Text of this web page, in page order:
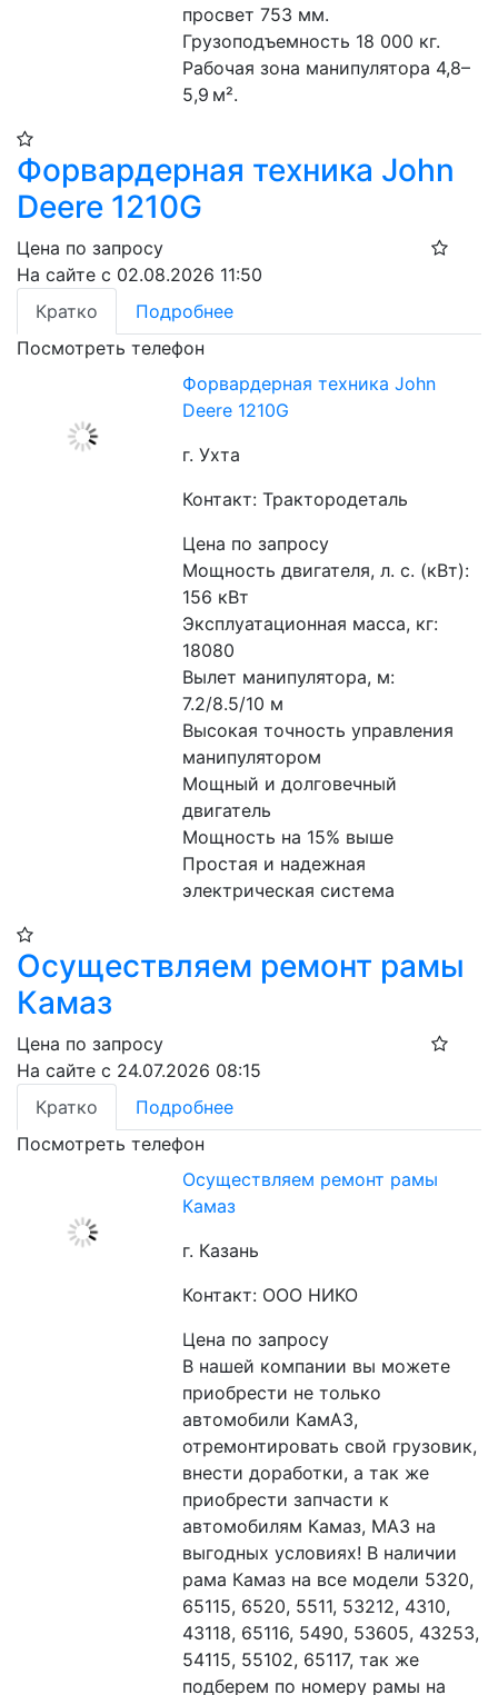
просвет 753 мм.
Грузоподъемность 18 000 кг.
Рабочая зона манипулятора 4,8–
5,9 м².
Форвардерная техника John
Deere 1210G
Цена по запросу
На сайте с 02.08.2026 11:50
Кратко
Подробнее
Посмотреть телефон
Форвардерная техника John
Deere 1210G
г. Ухта
Контакт: Трактородеталь
Цена по запросу
Мощность двигателя, л. с. (кВт):
156 кВт
Эксплуатационная масса, кг:
18080
Вылет манипулятора, м:
7.2/8.5/10 м
Высокая точность управления
манипулятором
Мощный и долговечный
двигатель
Мощность на 15% выше
Простая и надежная
электрическая система
Осуществляем ремонт рамы
Камаз
Цена по запросу
На сайте с 24.07.2026 08:15
Кратко
Подробнее
Посмотреть телефон
Осуществляем ремонт рамы
Камаз
г. Казань
Контакт: ООО НИКО
Цена по запросу
В нашей компании вы можете
приобрести не только
автомобили КамАЗ,
отремонтировать свой грузовик,
внести доработки, а так же
приобрести запчасти к
автомобилям Камаз, МАЗ на
выгодных условиях! В наличии
рама Камаз на все модели 5320,
65115, 6520, 5511, 53212, 4310,
43118, 65116, 5490, 53605, 43253,
54115, 55102, 65117, так же
подберем по номеру рамы на